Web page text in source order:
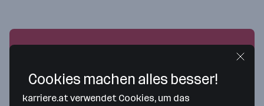
Du hast Fragen?
Wir helfen dir gerne weiter!
Cookies machen alles besser!
karriere.at verwendet Cookies, um das